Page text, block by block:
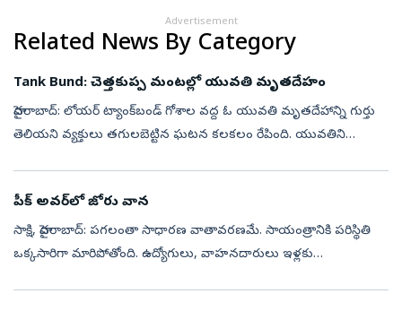
Advertisement
Related News By Category
Tank Bund: చెత్తకుప్ప మంటల్లో యువతి మృతదేహం
హైదరాబాద్: లోయర్‌ ట్యాంక్‌బండ్‌ గోశాల వద్ద ఓ యువతి మృతదేహాన్ని గుర్తు
తెలియని వ్యక్తులు తగులబెట్టిన ఘటన కలకలం రేపింది. యువతిని
పీక్‌ అవర్‌లో జోరు వాన
సాక్షి, హైదరాబాద్‌: పగలంతా సాధారణ వాతావరణమే. సాయంత్రానికి పరిస్థితి
ఒక్కసారిగా మారిపోతోంది. ఉద్యోగులు, వాహనదారులు ఇళ్లకు